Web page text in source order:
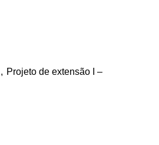
, Projeto de extensão I –